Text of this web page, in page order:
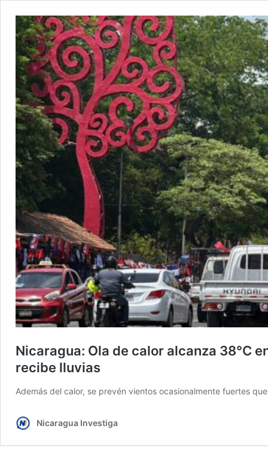
Nicaragua: Ola de calor alcanza 38°C
recibe lluvias
Además del calor, se prevén vientos ocasionalmente fuertes
Nicaragua Investiga